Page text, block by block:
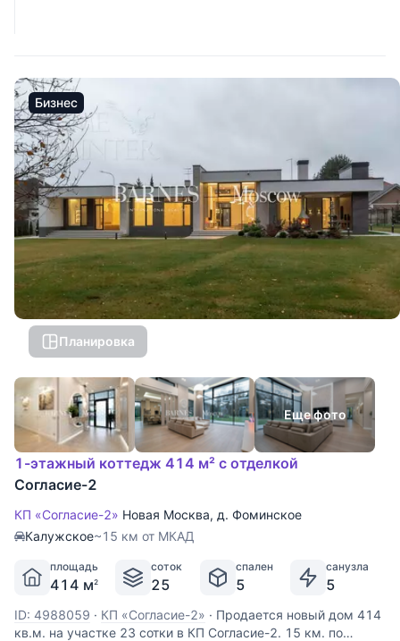
Бизнес
Планировка
Еще фото
1-этажный коттедж 414 м² с отделкой
Согласие-2
КП «Согласие-2» Новая Москва, д. Фоминское
Калужское~15 км от МКАД
площадь
414 м2
соток
25
спален
5
санузла
5
ID: 4988059 · КП «Согласие-2» · Продается новый дом 414
кв.м. на участке 23 сотки в КП Согласие-2. 15 км. по